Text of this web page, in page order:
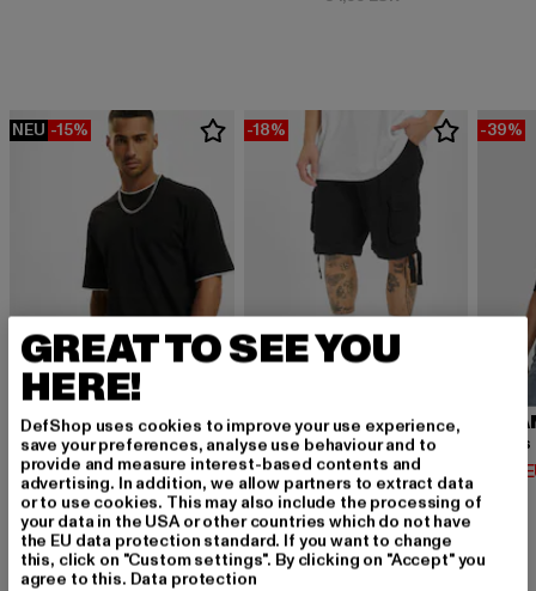
NEU -15%
URBAN CLASSICS
Contrast Tall Tee
12,74 EUR
Derzeitiger Preis: 12,74 EUR
14,99 EURAktionspreis: 14,99 EUR
-18%
BRANDIT
Urban Legend
32,79 EUR
Derzeitiger Preis: 32,79 EUR
39,99 EURAktionspreis:
-39%
14,02
GREAT TO SEE YOU
HERE!
DefShop uses cookies to improve your use experience,
save your preferences, analyse use behaviour and to
provide and measure interest-based contents and
advertising. In addition, we allow partners to extract data
or to use cookies. This may also include the processing of
your data in the USA or other countries which do not have
the EU data protection standard. If you want to change
this, click on "Custom settings". By clicking on "Accept" you
agree to this. Data protection